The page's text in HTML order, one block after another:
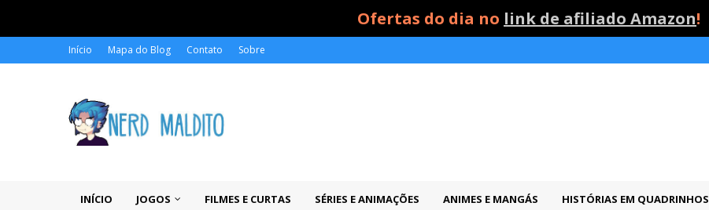
Ofertas do dia no link de afiliado Amazon!
Início Mapa do Blog Contato Sobre
INÍCIO JOGOS FILMES E CURTAS SÉRIES E ANIMAÇÕES ANIMES E MANGÁS HISTÓRIAS EM QUADRINHOS